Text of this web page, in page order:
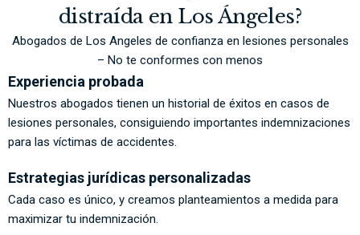
distraída en Los Ángeles?
Abogados de Los Angeles de confianza en lesiones personales
– No te conformes con menos
Experiencia probada
Nuestros abogados tienen un historial de éxitos en casos de
lesiones personales, consiguiendo importantes indemnizaciones
para las víctimas de accidentes.
Estrategias jurídicas personalizadas
Cada caso es único, y creamos planteamientos a medida para
maximizar tu indemnización.